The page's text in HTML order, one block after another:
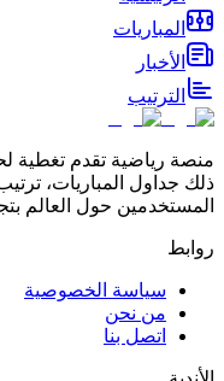
المباريات
الأخبار
الترتيب
منصة رياضية تقدم تغطية
ذلك جداول المباريات،
المستخدمين حول العالم
روابط
سياسة الخصوصية
من نحن
اتصل بنا